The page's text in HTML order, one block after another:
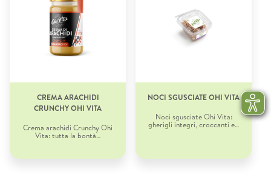
CREMA ARACHIDI
CRUNCHY OHI VITA
Crema arachidi Crunchy Ohi
Vita: tutta la bontà…
NOCI SGUSCIATE OHI VITA
Noci sgusciate Ohi Vita:
gherigli integri, croccanti e…